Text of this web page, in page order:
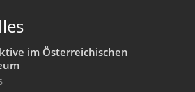
im Österreichischen